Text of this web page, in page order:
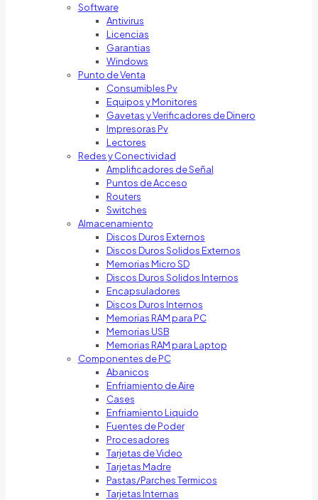
Software
Antivirus
Licencias
Garantias
Windows
Punto de Venta
Consumibles Pv
Equipos y Monitores
Gavetas y Verificadores de Dinero
Impresoras Pv
Lectores
Redes y Conectividad
Amplificadores de Señal
Puntos de Acceso
Routers
Switches
Almacenamiento
Discos Duros Externos
Discos Duros Solidos Externos
Memorias Micro SD
Discos Duros Solidos Internos
Encapsuladores
Discos Duros Internos
Memorias RAM para PC
Memorias USB
Memorias RAM para Laptop
Componentes de PC
Abanicos
Enfriamiento de Aire
Cases
Enfriamiento Liquido
Fuentes de Poder
Procesadores
Tarjetas de Video
Tarjetas Madre
Pastas/Parches Termicos
Tarjetas Internas